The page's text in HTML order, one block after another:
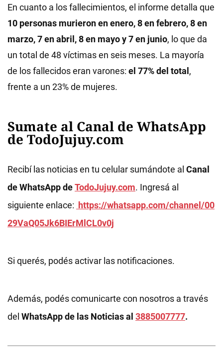
En cuanto a los fallecimientos, el informe detalla que
10 personas murieron en enero, 8 en febrero, 8 en
marzo, 7 en abril, 8 en mayo y 7 en junio, lo que da
un total de 48 víctimas en seis meses. La mayoría
de los fallecidos eran varones: el 77% del total,
frente a un 23% de mujeres.
Sumate al Canal de WhatsApp
de TodoJujuy.com
Recibí las noticias en tu celular sumándote al Canal
de WhatsApp deTodoJujuy.com. Ingresá al
siguiente enlace: https://whatsapp.com/channel/00
29VaQ05Jk6BIErMlCL0v0j
Si querés, podés activar las notificaciones.
Además, podés comunicarte con nosotros a través
del WhatsApp de las Noticias al 3885007777.